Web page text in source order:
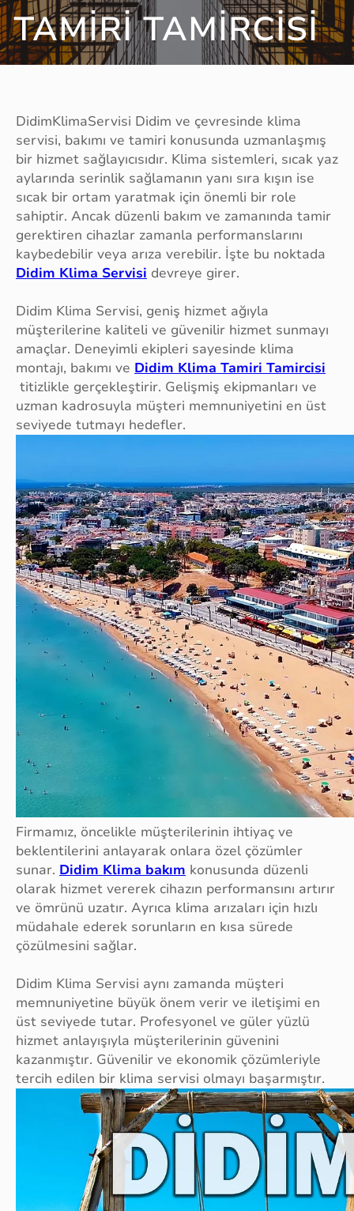
TAMIRI TAMIRCISI
DidimKlimaServisi Didim ve çevresinde klima
servisi, bakımı ve tamiri konusunda uzmanlaşmış
bir hizmet sağlayıcısıdır. Klima sistemleri, sıcak yaz
aylarında serinlik sağlamanın yanı sıra kışın ise
sıcak bir ortam yaratmak için önemli bir role
sahiptir. Ancak düzenli bakım ve zamanında tamir
gerektiren cihazlar zamanla performanslarını
kaybedebilir veya arıza verebilir. İşte bu noktada
Didim Klima Servisi devreye girer.
Didim Klima Servisi, geniş hizmet ağıyla
müşterilerine kaliteli ve güvenilir hizmet sunmayı
amaçlar. Deneyimli ekipleri sayesinde klima
montajı, bakımı ve Didim Klima Tamiri Tamircisi
titizlikle gerçekleştirir. Gelişmiş ekipmanları ve
uzman kadrosuyla müşteri memnuniyetini en üst
seviyede tutmayı hedefler.
Firmamız, öncelikle müşterilerinin ihtiyaç ve
beklentilerini anlayarak onlara özel çözümler
sunar. Didim Klima bakım konusunda düzenli
olarak hizmet vererek cihazın performansını artırır
ve ömrünü uzatır. Ayrıca klima arızaları için hızlı
müdahale ederek sorunların en kısa sürede
çözülmesini sağlar.
Didim Klima Servisi aynı zamanda müşteri
memnuniyetine büyük önem verir ve iletişimi en
üst seviyede tutar. Profesyonel ve güler yüzlü
hizmet anlayışıyla müşterilerinin güvenini
kazanmıştır. Güvenilir ve ekonomik çözümleriyle
tercih edilen bir klima servisi olmayı başarmıştır.